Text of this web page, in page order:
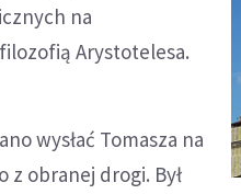
na
Arystotelesa.
wysłać Tomasza na
z obranej drogi. Był